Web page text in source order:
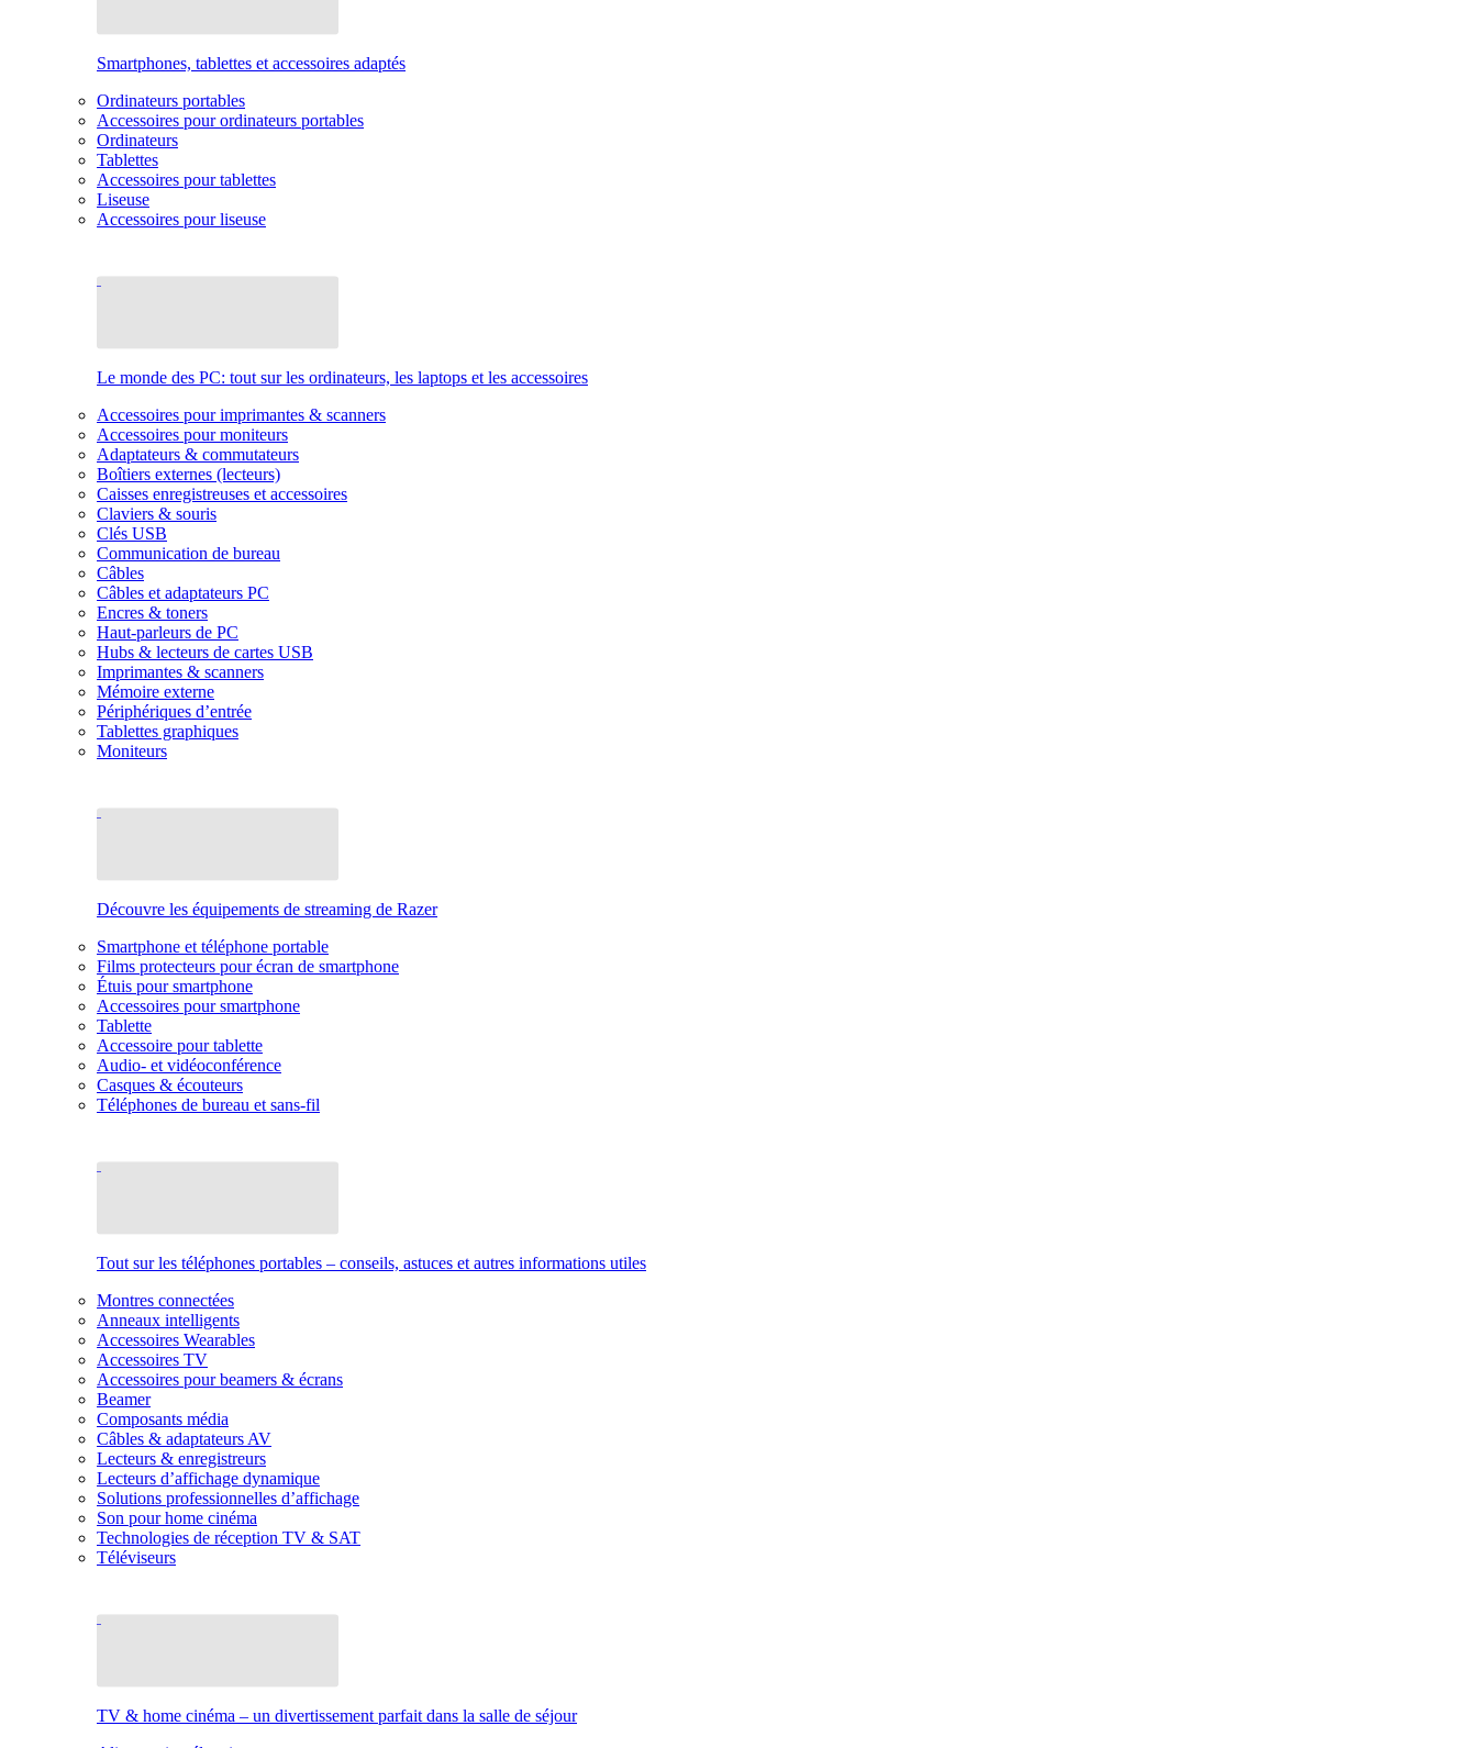
Smartphones, tablettes et accessoires adaptés
Ordinateurs portables
Accessoires pour ordinateurs portables
Ordinateurs
Tablettes
Accessoires pour tablettes
Liseuse
Accessoires pour liseuse
Le monde des PC: tout sur les ordinateurs, les laptops et les accessoires
Accessoires pour imprimantes & scanners
Accessoires pour moniteurs
Adaptateurs & commutateurs
Boîtiers externes (lecteurs)
Caisses enregistreuses et accessoires
Claviers & souris
Clés USB
Communication de bureau
Câbles
Câbles et adaptateurs PC
Encres & toners
Haut-parleurs de PC
Hubs & lecteurs de cartes USB
Imprimantes & scanners
Mémoire externe
Périphériques d’entrée
Tablettes graphiques
Moniteurs
Découvre les équipements de streaming de Razer
Smartphone et téléphone portable
Films protecteurs pour écran de smartphone
Étuis pour smartphone
Accessoires pour smartphone
Tablette
Accessoire pour tablette
Audio- et vidéoconférence
Casques & écouteurs
Téléphones de bureau et sans-fil
Tout sur les téléphones portables – conseils, astuces et autres informations utiles
Montres connectées
Anneaux intelligents
Accessoires Wearables
Accessoires TV
Accessoires pour beamers & écrans
Beamer
Composants média
Câbles & adaptateurs AV
Lecteurs & enregistreurs
Lecteurs d’affichage dynamique
Solutions professionnelles d’affichage
Son pour home cinéma
Technologies de réception TV & SAT
Téléviseurs
TV & home cinéma – un divertissement parfait dans la salle de séjour